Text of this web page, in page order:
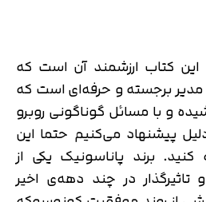
این کتاب ارزشمند آن است که
برجسته و حرفه‌ای است که
و با مسائل گوناگونی روبرو
پیشنهاد می‌کنیم حتما این
کنید. برند پاناسونیک یکی از
تاثیرگذار در چند دهه‌ی اخیر